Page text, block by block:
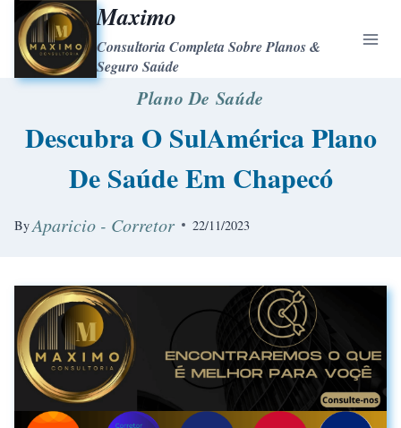
Maximo
Consultoria Completa Sobre Planos &
Seguro Saúde
Plano De Saúde
Descubra O SulAmérica Plano
De Saúde Em Chapecó
ByAparicio - Corretor 22/11/2023